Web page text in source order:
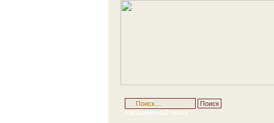
Расширенный поиск